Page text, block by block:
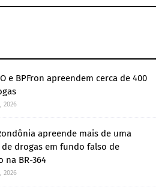
e BPFron apreendem cerca de 400
2026
apreende mais de uma
drogas em fundo falso de
na BR-364
2026